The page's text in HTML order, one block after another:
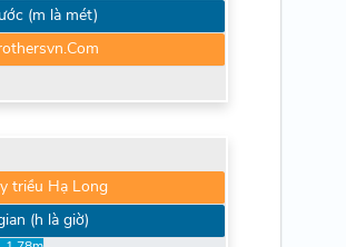
(m là mét)
triều Hạ Long
(h là giờ)